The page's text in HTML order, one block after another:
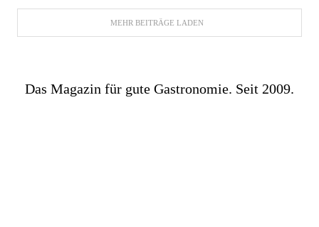
MEHR BEITRÄGE LADEN
Das Magazin für gute Gastronomie. Seit 2009.